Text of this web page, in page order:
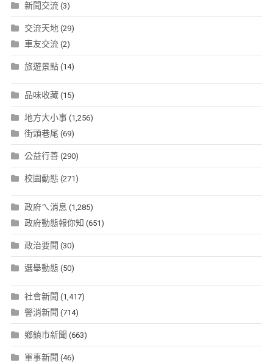
新聞交流(3)
交流天地(29)
車友交流(2)
旅遊景點(14)
品味收藏(15)
地方大小事(1,256)
街頭巷尾 (69)
公益行善(290)
校園動態 (271)
政府ㄟ消息 (1,285)
政府動態報你知 (651)
政治要聞 (30)
選舉動態 (50)
社會新聞 (1,417)
警消新聞 (714)
鄉鎮市新聞 (663)
軍事新聞 (46)